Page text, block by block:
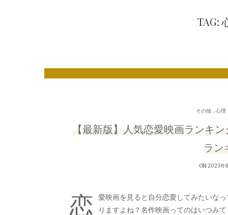
TAG:
その他. 心理
【最新版】人気恋愛映画ランキ
ラン
ON 2023年
恋
愛映画を見ると自分恋愛してみたいな
りますよね？名作映画ってのはいつみ